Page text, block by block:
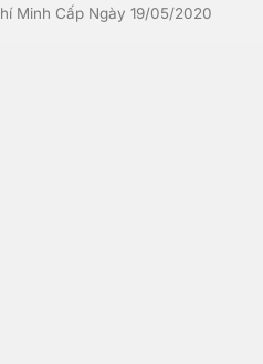
Minh Cấp Ngày 19/05/2020